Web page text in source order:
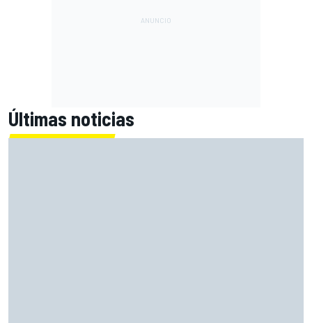
Últimas noticias